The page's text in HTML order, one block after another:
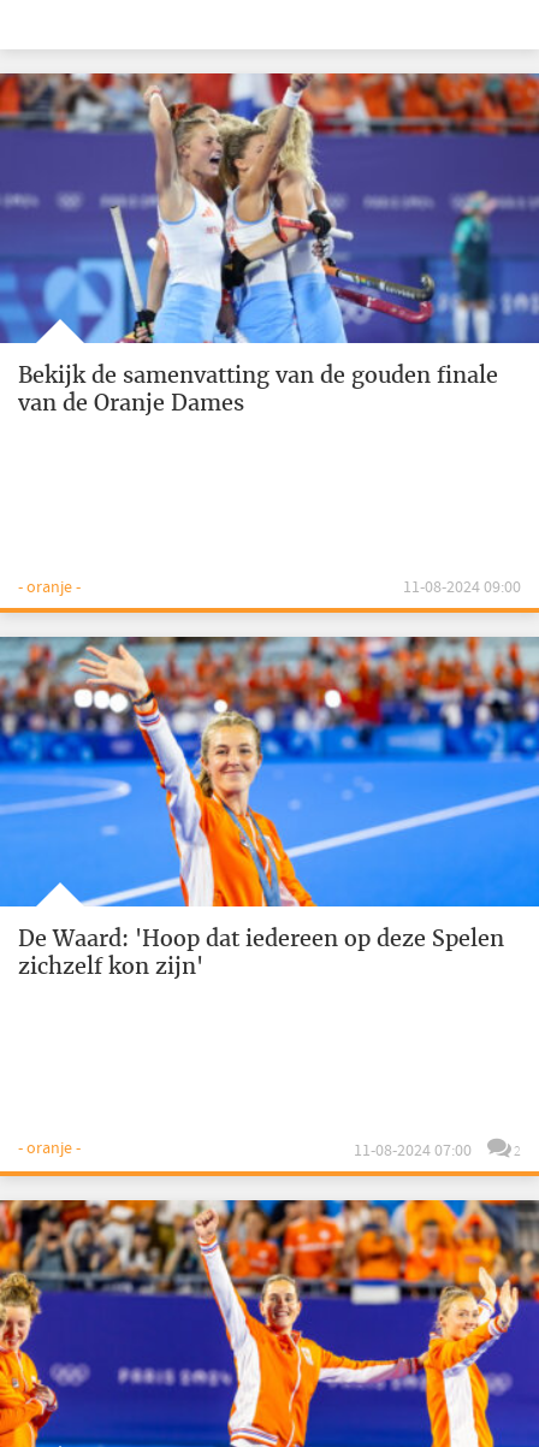
Bekijk de samenvatting van de gouden finale
van de Oranje Dames
- oranje - 11-08-2024 09:00
De Waard: 'Hoop dat iedereen op deze Spelen
zichzelf kon zijn'
- oranje - 11-08-2024 07:00 2